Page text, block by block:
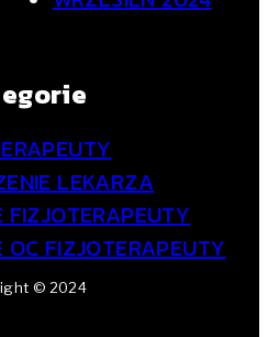
LEKARZA
FIZJOTERAPEUTY
OC FIZJOTERAPEUTY
© 2024